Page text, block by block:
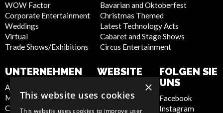
WOW Factor
Corporate Entertainment
Weddings
Virtual
Trade Shows/Exhibitions
Bavarian and Oktoberfest
Christmas Themed
Latest Technology Acts
Cabaret and Stage Shows
Circus Entertainment
UNTERNEHMEN
About Us
Meet the Team
Contact Us
WEBSITE
Cookie Policy
Artist Sign Up
FOLGEN SIE
UNS
Facebook
Instagram
×
This website uses cookies
This website uses cookies to improve user